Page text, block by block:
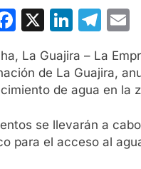
Facebook
X
La Guajira – La
de La Guajira,
de agua en la
se llevarán a
para el acceso al